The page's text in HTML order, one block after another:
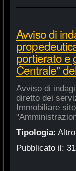
Avviso di
portierato e
Centrale"
Avviso di
diretto dei
Immobiliare
Tipologia: Altro
Pubblicato il: